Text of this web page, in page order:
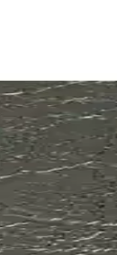
dayanıklı